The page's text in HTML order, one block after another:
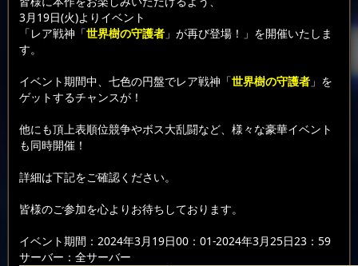
3月19日(火)よりイベント
「レア戦神「世界樹の守護者」が再び登場！」を開催いたしま
す。
イベント期間中、七色の円盤でレア戦神「世界樹の守護者」を
ゲットするチャンスが！
他にも頂上表順位競争やボス大乱闘など、様々な豪華イベント
も同時開催！
詳細は下記をご確認ください。
皆様のご参加を心よりお待ちしております。
イベント期間：2024年3月19日00：01-2024年3月25日23：59
サーバー：全サーバー